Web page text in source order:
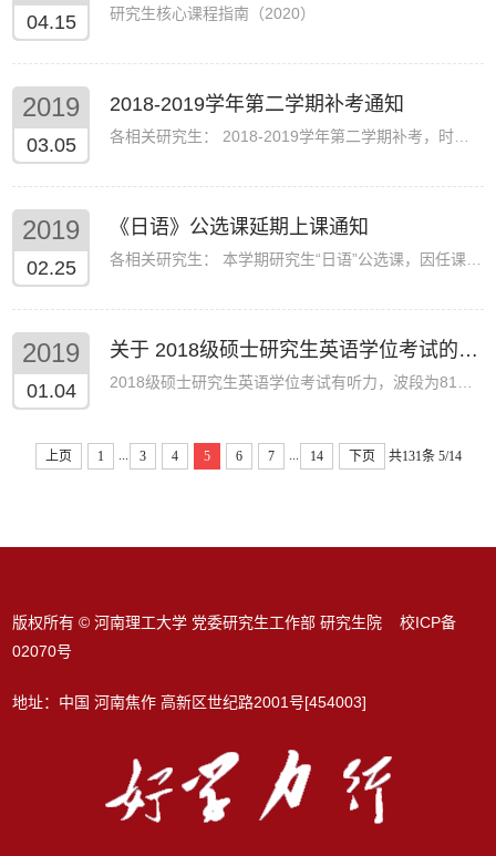
04.15 研究生核心课程指南（2020）
2019
03.05
2018-2019学年第二学期补考通知
2019
02.25
《日语》公选课延期上课通知
2019
01.04
关于 2018级硕士研究生英语学位考试的补充说明
上页 1 3 4 5 6 7 14 下页 共131条 5/14
版权所有 © 河南理工大学 党委研究生工作部 研究生院 校ICP备
02070号
地址：中国 河南焦作 高新区世纪路2001号[454003]